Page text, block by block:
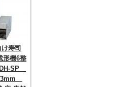
寿司
機6整
SP